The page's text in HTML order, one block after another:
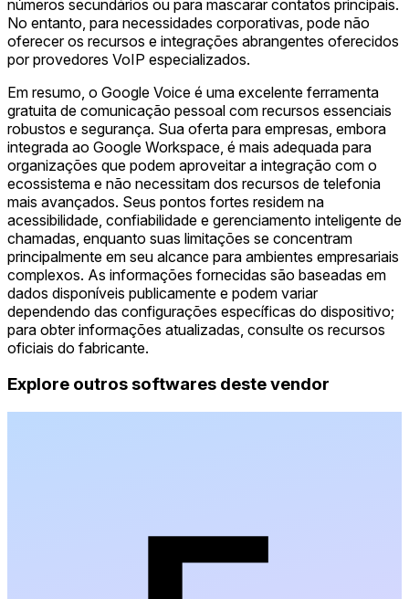
números secundários ou para mascarar contatos principais.
No entanto, para necessidades corporativas, pode não
oferecer os recursos e integrações abrangentes oferecidos
por provedores VoIP especializados.
Em resumo, o Google Voice é uma excelente ferramenta
gratuita de comunicação pessoal com recursos essenciais
robustos e segurança. Sua oferta para empresas, embora
integrada ao Google Workspace, é mais adequada para
organizações que podem aproveitar a integração com o
ecossistema e não necessitam dos recursos de telefonia
mais avançados. Seus pontos fortes residem na
acessibilidade, confiabilidade e gerenciamento inteligente de
chamadas, enquanto suas limitações se concentram
principalmente em seu alcance para ambientes empresariais
complexos. As informações fornecidas são baseadas em
dados disponíveis publicamente e podem variar
dependendo das configurações específicas do dispositivo;
para obter informações atualizadas, consulte os recursos
oficiais do fabricante.
Explore outros softwares deste vendor